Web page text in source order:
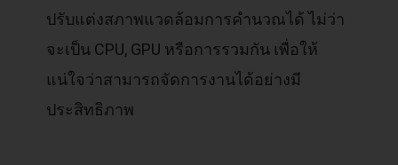
ปรับแต่งสภาพแวดล้อมการคำนวณได้ ไม่ว่า
จะเป็น CPU, GPU หรือการรวมกัน เพื่อให้
แน่ใจว่าสามารถจัดการงานได้อย่างมี
ประสิทธิภาพ